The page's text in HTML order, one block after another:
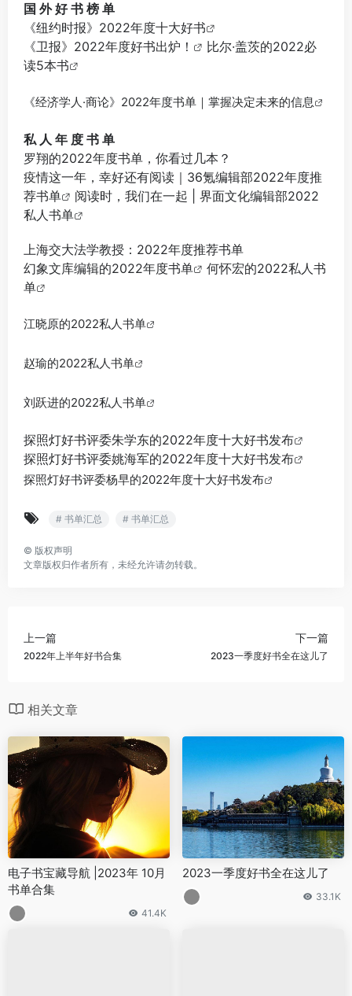
国 外 好 书 榜 单
《纽约时报》2022年度十大好书
《卫报》2022年度好书出炉！
比尔·盖茨的2022必
读5本书
《经济学人·商论》2022年度书单｜掌握决定未来的信息
私 人 年 度 书 单
罗翔的2022年度书单，你看过几本？
疫情这一年，幸好还有阅读｜36氪编辑部2022年度推
荐书单
阅读时，我们在一起 | 界面文化编辑部2022
私人书单
上海交大法学教授：2022年度推荐书单
幻象文库编辑的2022年度书单
何怀宏的2022私人书
单
江晓原的2022私人书单
赵瑜的2022私人书单
刘跃进的2022私人书单
探照灯好书评委朱学东的2022年度十大好书发布
探照灯好书评委姚海军的2022年度十大好书发布
探照灯好书评委杨早的2022年度十大好书发布
# 书单汇总 # 书单汇总
© 版权声明
文章版权归作者所有，未经允许请勿转载。
上一篇
2022年上半年好书合集
下一篇
2023一季度好书全在这儿了
相关文章
电子书宝藏导航 |2023年 10月
书单合集
41.4K
2023一季度好书全在这儿了
33.1K